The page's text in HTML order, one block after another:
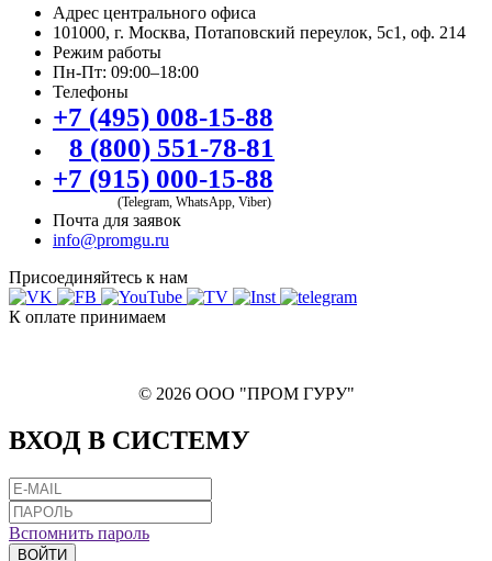
Адрес центрального офиса
101000, г. Москва, Потаповский переулок, 5с1, оф. 214
Режим работы
Пн-Пт: 09:00–18:00
Телефоны
+7 (495) 008-15-88
8 (800) 551-78-81
+7 (915) 000-15-88
(Telegram, WhatsApp, Viber)
Почта для заявок
info@promgu.ru
Присоединяйтесь к нам
К оплате принимаем
© 2026 ООО "ПРОМ ГУРУ"
ВХОД В СИСТЕМУ
Вспомнить пароль
ВОЙТИ